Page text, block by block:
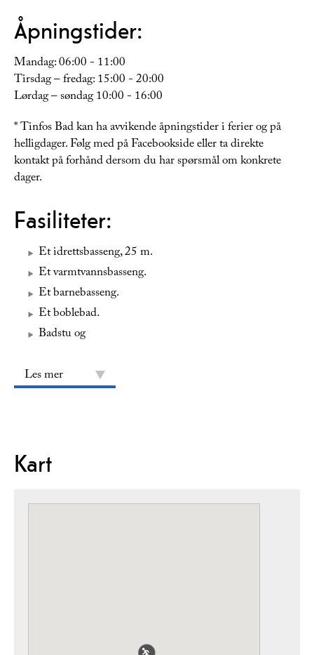
Åpningstider:
Mandag: 06:00 - 11:00
Tirsdag – fredag: 15:00 - 20:00
Lørdag – søndag 10:00 - 16:00
* Tinfos Bad kan ha avvikende åpningstider i ferier og på
helligdager. Følg med på Facebookside eller ta direkte
kontakt på forhånd dersom du har spørsmål om konkrete
dager.
Fasiliteter:
Et idrettsbasseng, 25 m.
Et varmtvannsbasseng.
Et barnebasseng.
Et boblebad.
Badstu og
Les mer
Kart